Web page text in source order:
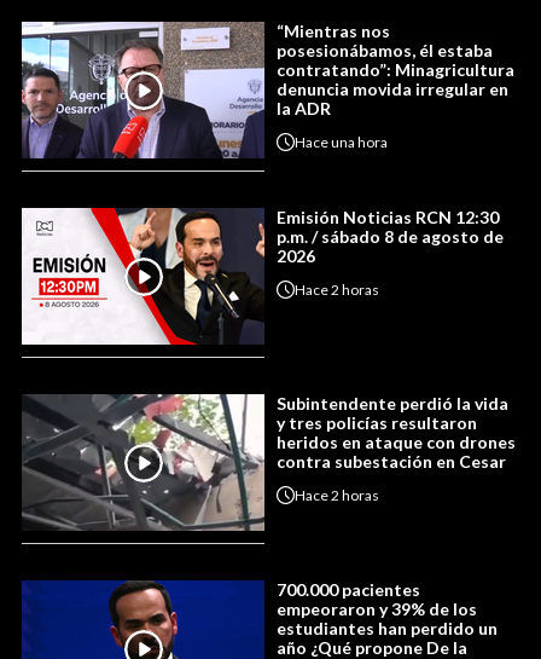
“Mientras nos
posesionábamos, él estaba
contratando”: Minagricultura
denuncia movida irregular en
la ADR
Haceuna hora
Emisión Noticias RCN 12:30
p.m. / sábado 8 de agosto de
2026
Hace2 horas
Subintendente perdió la vida
y tres policías resultaron
heridos en ataque con drones
contra subestación en Cesar
Hace2 horas
700.000 pacientes
empeoraron y 39% de los
estudiantes han perdido un
año ¿Qué propone De la